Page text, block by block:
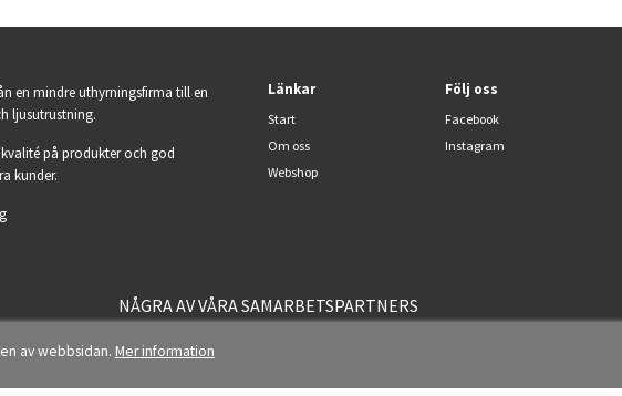
av webbsidan. Mer information
en mindre uthyrningsfirma till en
ljusutrustning.
på produkter och god
kunder.
Länkar
Start
Om oss
Webshop
Följ oss
Facebook
Instagram
NÅGRA AV VÅRA SAMARBETSPARTNERS